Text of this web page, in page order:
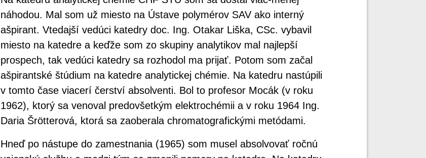
náhodou. Mal som už miesto na Ústave polymérov SAV ako interný
ašpirant. Vtedajší vedúci katedry doc. Ing. Otakar Liška, CSc. vybavil
miesto na katedre a keďže som zo skupiny analytikov mal najlepší
prospech, tak vedúci katedry sa rozhodol ma prijať. Potom som začal
ašpirantské štúdium na katedre analytickej chémie. Na katedru nastúpili
v tomto čase viacerí čerství absolventi. Bol to profesor Mocák (v roku
1962), ktorý sa venoval predovšetkým elektrochémii a v roku 1964 Ing.
Daria Šrötterová, ktorá sa zaoberala chromatografickými metódami.
Hneď po nástupe do zamestnania (1965) som musel absolvovať ročnú